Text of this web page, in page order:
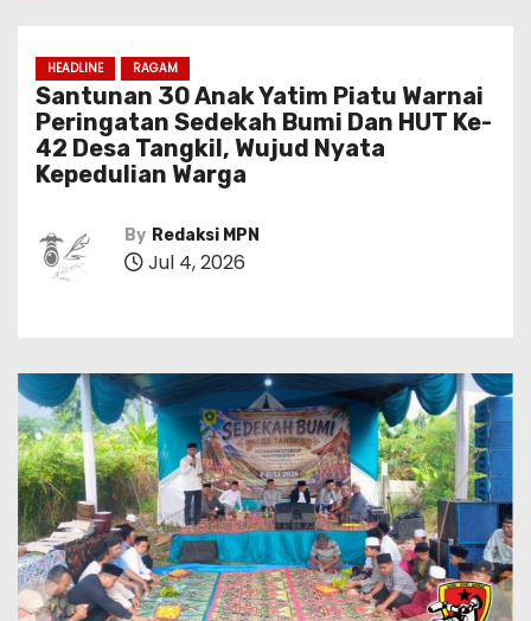
HEADLINE RAGAM
‎Santunan 30 Anak Yatim Piatu Warnai
Peringatan Sedekah Bumi Dan HUT Ke-
42 Desa Tangkil, Wujud Nyata
Kepedulian Warga
By Redaksi MPN
Jul 4, 2026